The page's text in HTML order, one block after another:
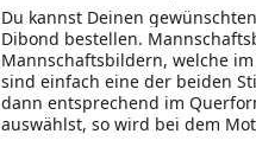
Du kannst Deinen
Dibond bestellen.
Mannschaftsbildern, welche
sind einfach eine der beiden
dann entsprechend im
auswählst, so wird bei dem